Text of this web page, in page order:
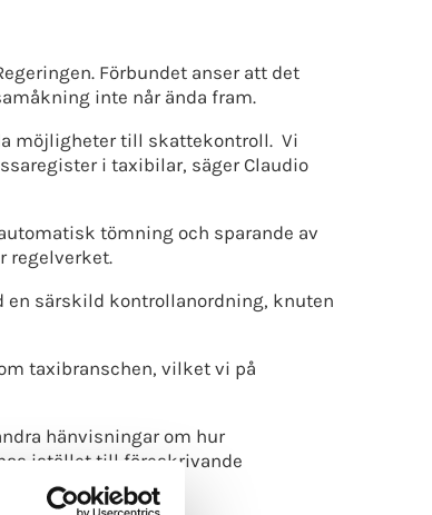
Förbundet anser att det
inte når ända fram.
möjligheter till skattekontroll. Vi
i taxibilar, säger Claudio
tömning och sparande av
regelverket.
en särskild kontrollanordning, knuten
taxibranschen, vilket vi på
hänvisningar om hur
istället till föreskrivande